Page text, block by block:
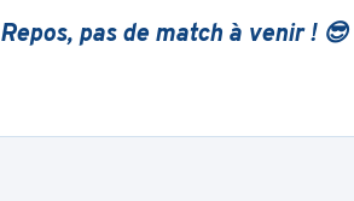
Repos, pas de match à venir ! 😎